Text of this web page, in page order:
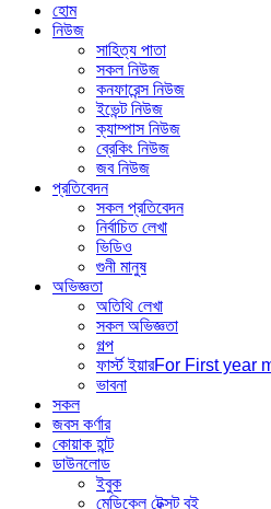
হোম
নিউজ
সাহিত্য পাতা
সকল নিউজ
কনফারেন্স নিউজ
ইভেন্ট নিউজ
ক্যাম্পাস নিউজ
ব্রেকিং নিউজ
জব নিউজ
প্রতিবেদন
সকল প্রতিবেদন
নির্বাচিত লেখা
ভিডিও
গুনী মানুষ
অভিজ্ঞতা
অতিথি লেখা
সকল অভিজ্ঞতা
গল্প
ফার্স্ট ইয়ারFor First year
ভাবনা
সকল
জবস কর্ণার
কোয়াক হান্ট
ডাউনলোড
ইবুক
মেডিকেল টেক্সট বই